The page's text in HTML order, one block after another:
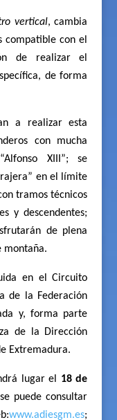
vertical, cambia
compatible con el
de realizar el
de forma
a realizar esta
con mucha
XIII”; se
en el límite
tramos técnicos
y descendentes;
de plena
montaña.
en el Circuito
de la Federación
y, forma parte
de la Dirección
Extremadura.
lugar el
18 de
puede consultar
www.adiesgm.es;